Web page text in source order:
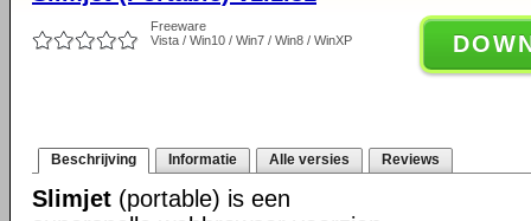
Freeware
Vista / Win10 / Win7 / Win8 / WinXP
Beschrijving Informatie Alle versies Reviews
Slimjet (portable) is een